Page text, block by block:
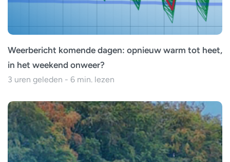
Weerbericht komende dagen: opnieuw warm tot heet,
in het weekend onweer?
3 uren geleden - 6 min. lezen